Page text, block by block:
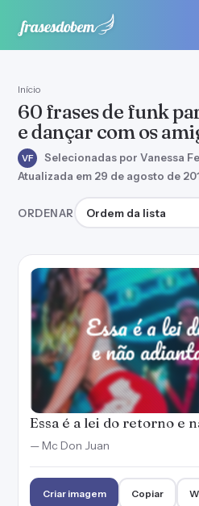
Início
60 frases de funk
e dançar com os
VF Selecionadas por Vanessa
Atualizada em 29 de agosto de
ORDENAR Ordenar frases
Essa é a lei do retorno e
— Mc Don Juan
Criar imagem Copiar